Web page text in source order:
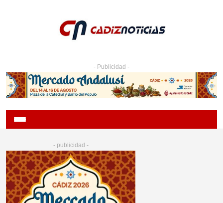
- Publicidad -
- publicidad -